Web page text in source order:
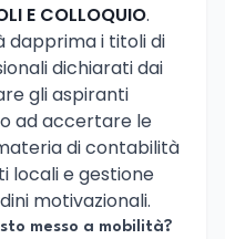
E COLLOQUIO.
dapprima i titoli di
dichiarati dai
gli aspiranti
ad accertare le
di contabilità
locali e gestione
motivazionali.
messo a mobilità?